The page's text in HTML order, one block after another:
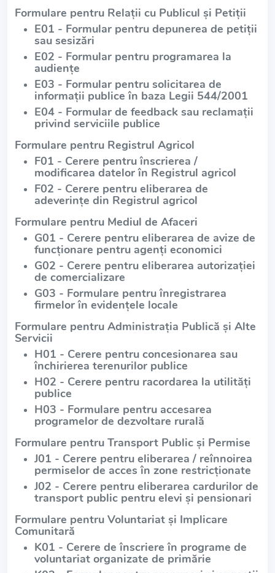
Formulare pentru Relații cu Publicul și Petiții
E01 - Formular pentru depunerea de petiții
sau sesizări
E02 - Formular pentru programarea la
audiențe
E03 - Formular pentru solicitarea de
informații publice în baza Legii 544/2001
E04 - Formular de feedback sau reclamații
privind serviciile publice
Formulare pentru Registrul Agricol
F01 - Cerere pentru înscrierea /
modificarea datelor în Registrul agricol
F02 - Cerere pentru eliberarea de
adeverințe din Registrul agricol
Formulare pentru Mediul de Afaceri
G01 - Cerere pentru eliberarea de avize de
funcționare pentru agenți economici
G02 - Cerere pentru eliberarea autorizației
de comercializare
G03 - Formulare pentru înregistrarea
firmelor în evidențele locale
Formulare pentru Administrația Publică și Alte
Servicii
H01 - Cerere pentru concesionarea sau
închirierea terenurilor publice
H02 - Cerere pentru racordarea la utilități
publice
H03 - Formulare pentru accesarea
programelor de dezvoltare rurală
Formulare pentru Transport Public și Permise
J01 - Cerere pentru eliberarea / reînnoirea
permiselor de acces în zone restricționate
J02 - Cerere pentru eliberarea cardurilor de
transport public pentru elevi și pensionari
Formulare pentru Voluntariat și Implicare
Comunitară
K01 - Cerere de înscriere în programe de
voluntariat organizate de primărie